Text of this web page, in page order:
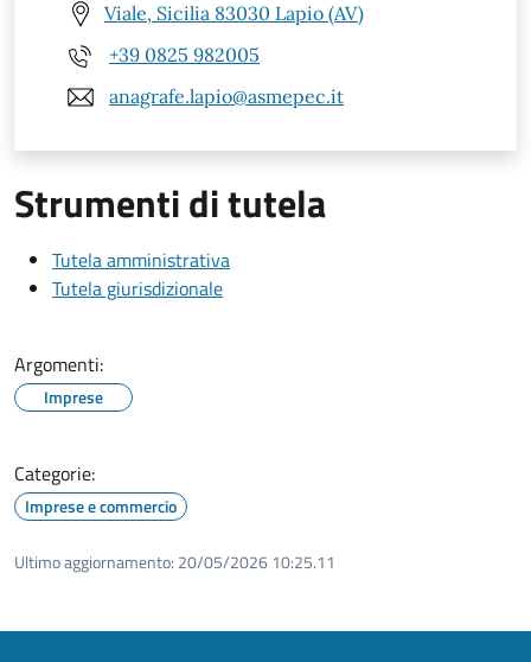
Viale, Sicilia 83030 Lapio (AV)
+39 0825 982005
anagrafe.lapio@asmepec.it
Strumenti di tutela
Tutela amministrativa
Tutela giurisdizionale
Argomenti:
Imprese
Categorie:
Imprese e commercio
Ultimo aggiornamento: 20/05/2026 10:25.11